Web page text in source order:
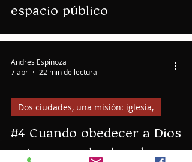
espacio público
#4 Cuando obedecer a Dios
antes que a los hombres:
Dos ciudades, una misión: iglesia,
Andres Espinoza
7 abr
22 min de lectura